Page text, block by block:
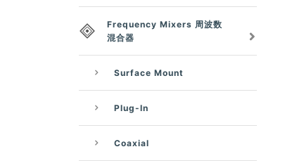
Frequency Mixers 周波数
混合器
Surface Mount
Plug-In
Coaxial